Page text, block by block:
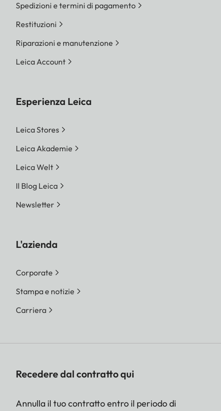
Spedizioni e termini di pagamento
Restituzioni
Riparazioni e manutenzione
Leica Account
Esperienza Leica
Leica Stores
Leica Akademie
Leica Welt
Il Blog Leica
Newsletter
L'azienda
Corporate
Stampa e notizie
Carriera
Recedere dal contratto qui
Annulla il tuo contratto entro il periodo di